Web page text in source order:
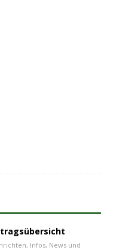
Infos, News und